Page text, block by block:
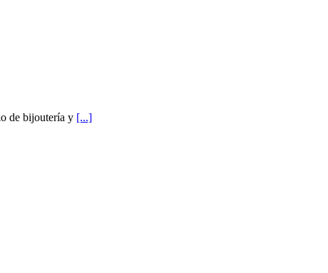
de bijoutería y [...]